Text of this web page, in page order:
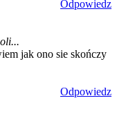
Odpowiedz
jak ono sie skończy
Odpowiedz